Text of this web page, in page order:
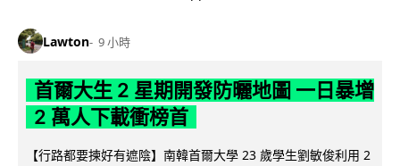
Lawton 9 小時
首爾大生 2 星期開發防曬地圖 一日暴增
2 萬人下載衝榜首
【行路都要揀好有遮陰】南韓首爾大學 23 歲學生劉敏俊利用 2